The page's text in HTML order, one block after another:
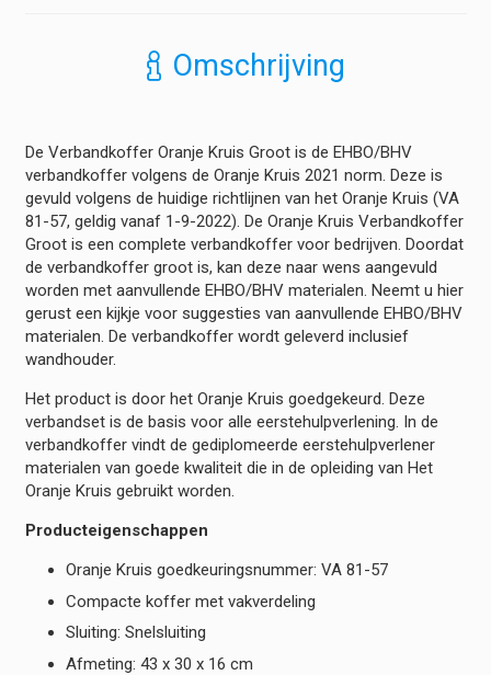
Omschrijving
De Verbandkoffer Oranje Kruis Groot is de EHBO/BHV
verbandkoffer volgens de Oranje Kruis 2021 norm. Deze is
gevuld volgens de huidige richtlijnen van het Oranje Kruis (VA
81-57, geldig vanaf 1-9-2022). De Oranje Kruis Verbandkoffer
Groot is een complete verbandkoffer voor bedrijven. Doordat
de verbandkoffer groot is, kan deze naar wens aangevuld
worden met aanvullende EHBO/BHV materialen. Neemt u hier
gerust een kijkje voor suggesties van aanvullende EHBO/BHV
materialen. De verbandkoffer wordt geleverd inclusief
wandhouder.
Het product is door het Oranje Kruis goedgekeurd. Deze
verbandset is de basis voor alle eerstehulpverlening. In de
verbandkoffer vindt de gediplomeerde eerstehulpverlener
materialen van goede kwaliteit die in de opleiding van Het
Oranje Kruis gebruikt worden.
Producteigenschappen
Oranje Kruis goedkeuringsnummer: VA 81-57
Compacte koffer met vakverdeling
Sluiting: Snelsluiting
Afmeting: 43 x 30 x 16 cm